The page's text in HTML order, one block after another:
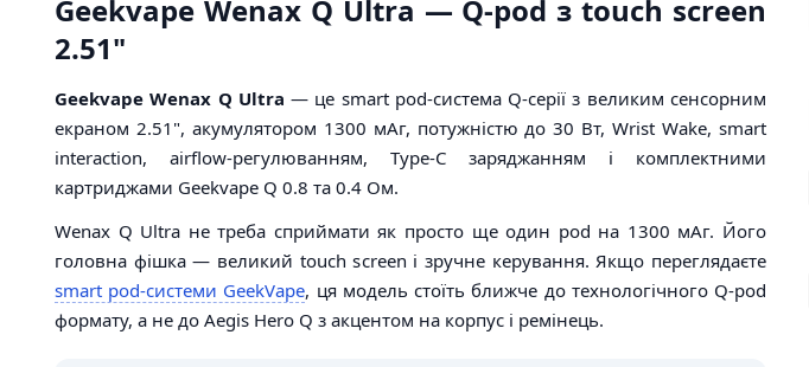
Geekvape Wenax Q Ultra — Q-pod з touch screen
2.51"
Geekvape Wenax Q Ultra — це smart pod-система Q-серії з великим сенсорним
екраном 2.51", акумулятором 1300 мАг, потужністю до 30 Вт, Wrist Wake, smart
interaction, airflow-регулюванням, Type-C заряджанням і комплектними
картриджами Geekvape Q 0.8 та 0.4 Ом.
Wenax Q Ultra не треба сприймати як просто ще один pod на 1300 мАг. Його
головна фішка — великий touch screen і зручне керування. Якщо переглядаєте
smart pod-системи GeekVape, ця модель стоїть ближче до технологічного Q-pod
формату, а не до Aegis Hero Q з акцентом на корпус і ремінець.